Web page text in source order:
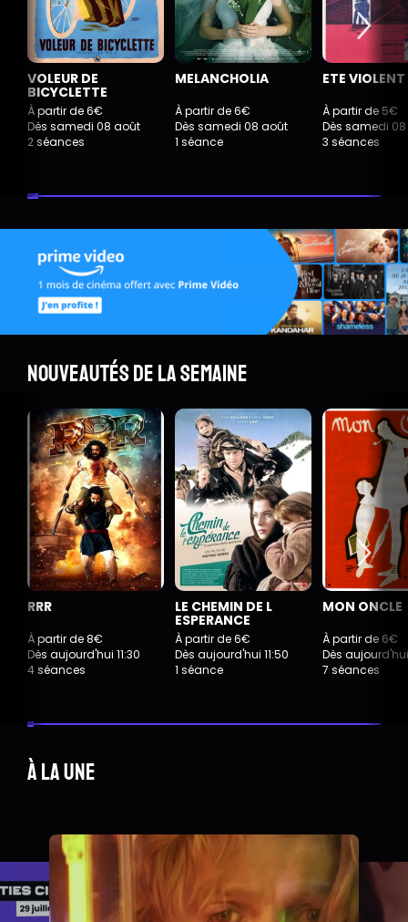
VOLEUR DE
BICYCLETTE
À partir de 6€
Dès samedi 08 août
2 séances
MELANCHOLIA
À partir de 6€
Dès samedi 08 août
1 séance
ETE VIOLENT
À partir de 5€
Dès samedi
3 séances
Nouveautés de la semaine
RRR
À partir de 8€
Dès aujourd'hui 11:30
4 séances
LE CHEMIN DE L
ESPERANCE
À partir de 6€
Dès aujourd'hui 11:50
1 séance
MON ONCLE
À partir de 6€
Dès
7 séances
À la une